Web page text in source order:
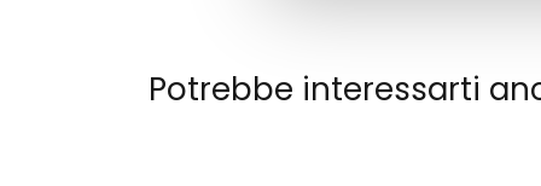
Potrebbe interessarti